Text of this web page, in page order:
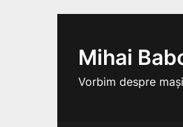
Mihai
Vorbim despre